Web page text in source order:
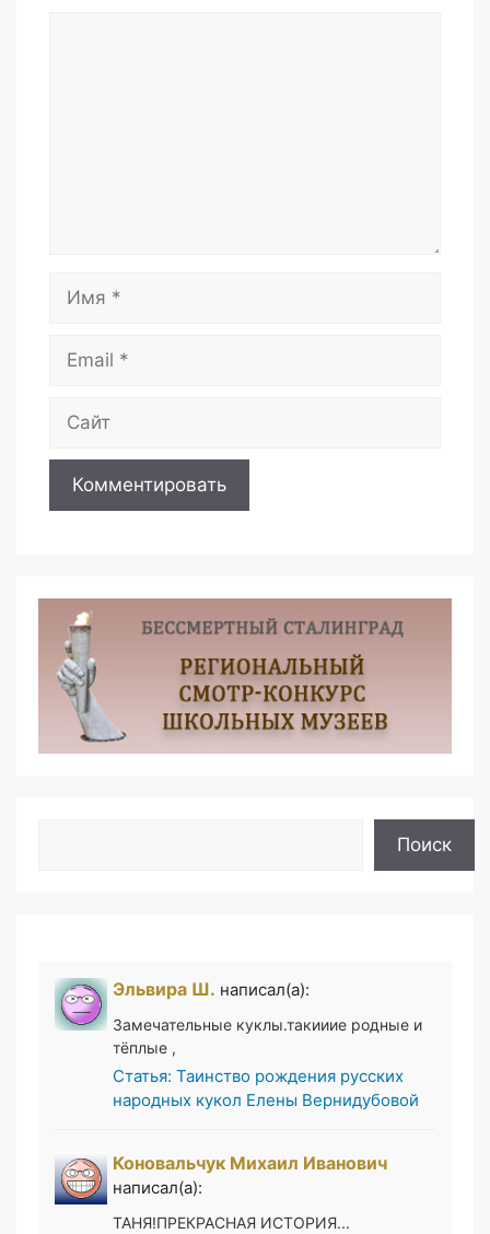
Поиск
Эльвира Ш. написал(а):
Замечательные куклы.такииие родные и
тёплые ,
Статья: Таинство рождения русских
народных кукол Елены Вернидубовой
Коновальчук Михаил Иванович
написал(а):
ТАНЯ!ПРЕКРАСНАЯ ИСТОРИЯ...